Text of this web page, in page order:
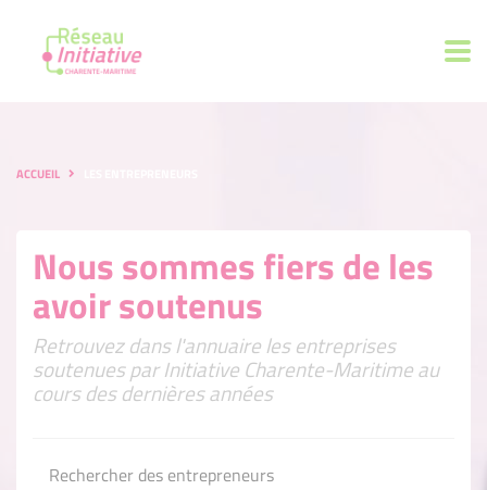
ACCUEIL
Nous sommes fiers de les
avoir soutenus
Retrouvez dans l'annuaire les entreprises
soutenues par Initiative Charente-Maritime au
cours des dernières années
Rechercher des entrepreneurs